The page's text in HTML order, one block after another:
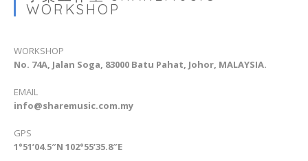
WORKSHOP
WORKSHOP
No. 74A, Jalan Soga, 83000 Batu Pahat, Johor, MALAYSIA.
EMAIL
info@sharemusic.com.my
GPS
1°51’04.5″N 102°55’35.8″E